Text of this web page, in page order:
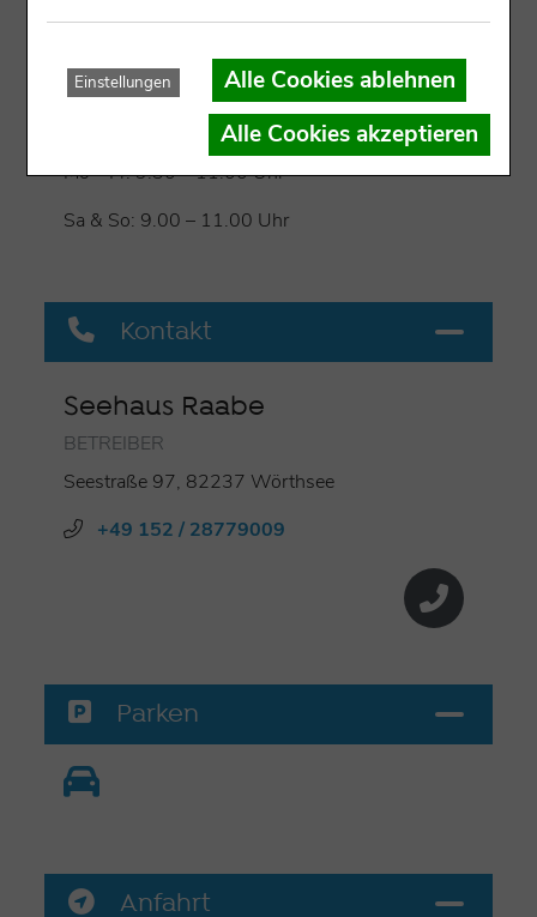
Fischerei & Fischverkauf in Wörthsee
Öffnungszeiten
Mo – Fr: 9.30 – 11.00 Uhr
Sa & So: 9.00 – 11.00 Uhr
Kontakt
Seehaus Raabe
BETREIBER
Seestraße 97, 82237 Wörthsee
+49 152 / 28779009
Parken
Anfahrt
Einstellungen
Alle Cookies ablehnen
Alle Cookies akzeptieren